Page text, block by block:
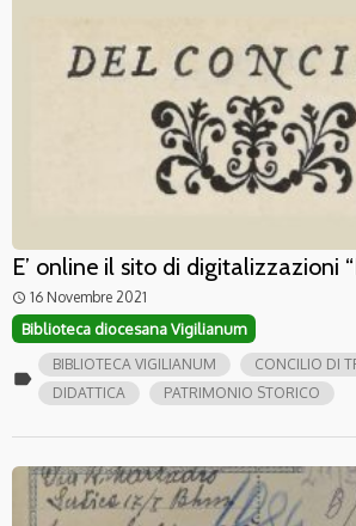
E’ online il sito di digitalizzazioni
access_time 16 Novembre 2021
Biblioteca diocesana Vigilianum
label
BIBLIOTECA VIGILIANUM
CONCILIO DI
DIDATTICA
PATRIMONIO STORICO